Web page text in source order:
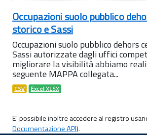
Occupazioni suolo pubblico
storico e Sassi
Occupazioni suolo pubblico dehors
Sassi autorizzate dagli uffici
migliorare la visibilità abbiamo
seguente MAPPA collegata...
CSV Excel XLSX
E' possibile inoltre accedere al registro
Documentazione API).